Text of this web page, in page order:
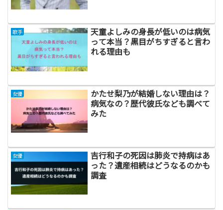
歌手
天童よしみの身長が低いのは病気
って本当？黒目がちすぎると言わ
れる理由も
女優
かたせ梨乃が結婚しない理由は？
病気なの？歴代彼氏なども調べて
みた
女優
吉行和子の死因は肺炎で持病はあ
った？遺産相続はどうなるのかも
調査